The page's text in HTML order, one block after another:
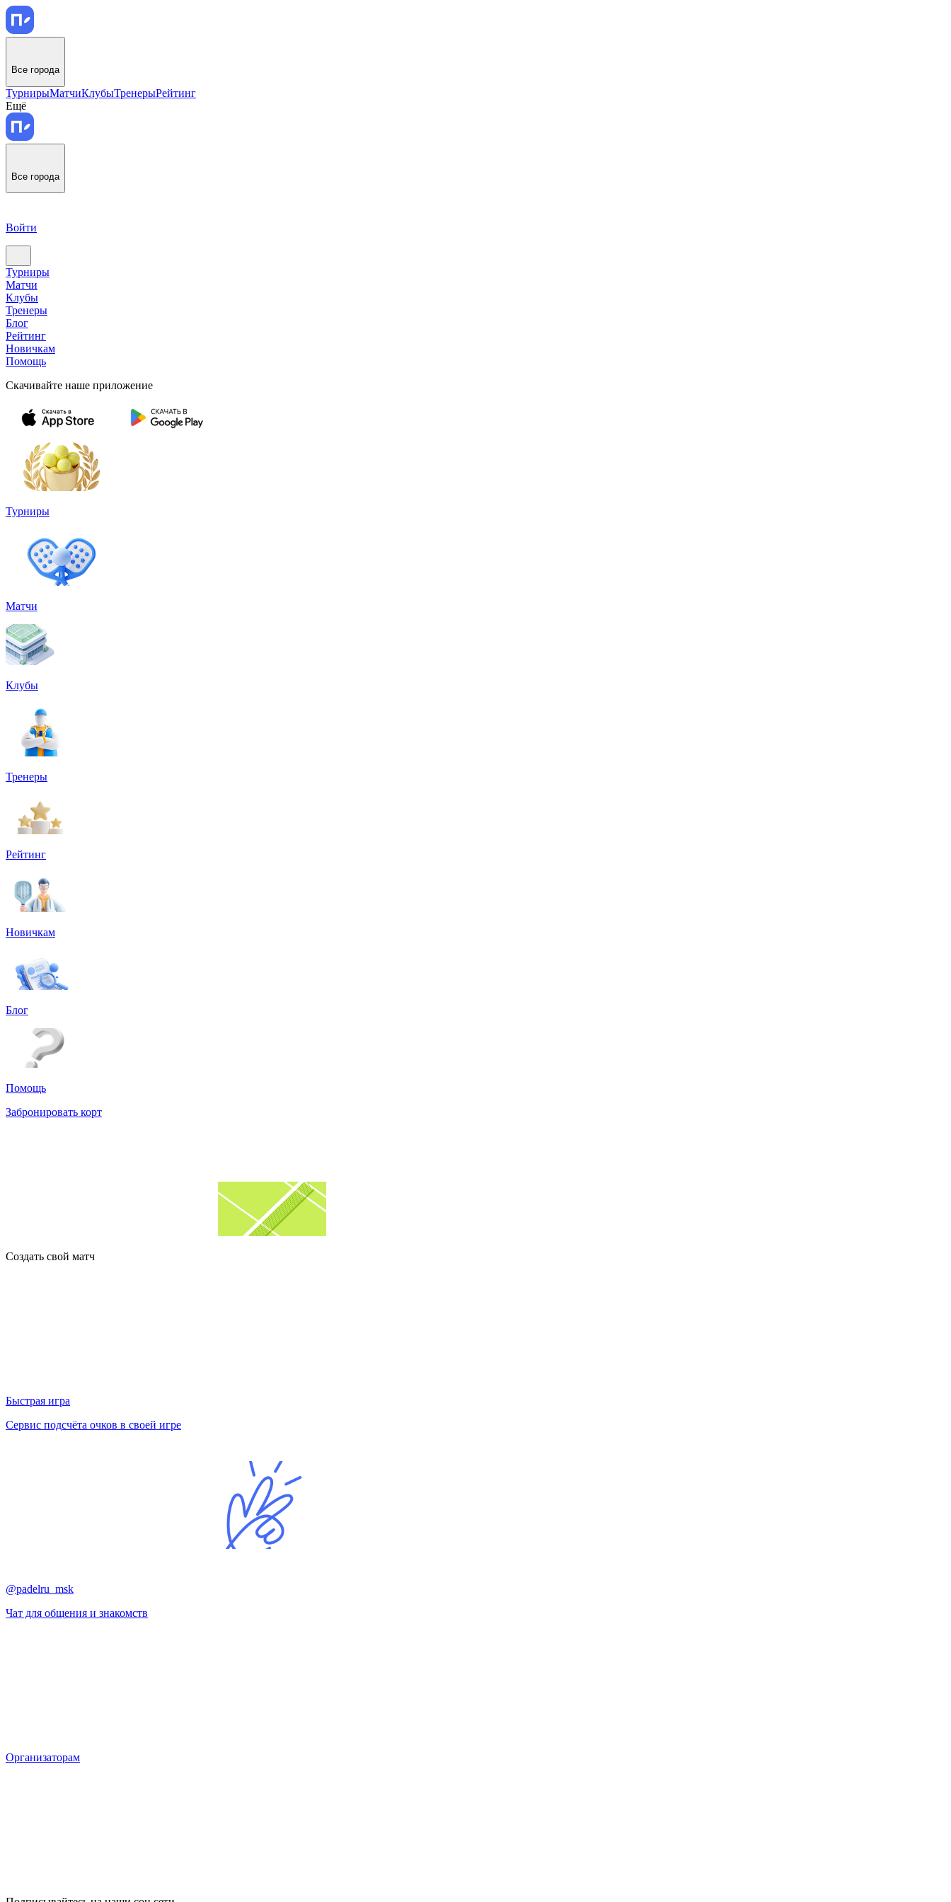
Все города
ТурнирыМатчиКлубыТренерыРейтинг
Ещё
Все города
Войти
Турниры
Матчи
Клубы
Тренеры
Блог
Рейтинг
Новичкам
Помощь
Скачивайте наше приложение
Турниры
Матчи
Клубы
Тренеры
Рейтинг
Новичкам
Блог
Помощь
Забронировать корт
Создать свой матч
Быстрая игра
Сервис подсчёта очков в своей игре
@padelru_msk
Чат для общения и знакомств
Организаторам